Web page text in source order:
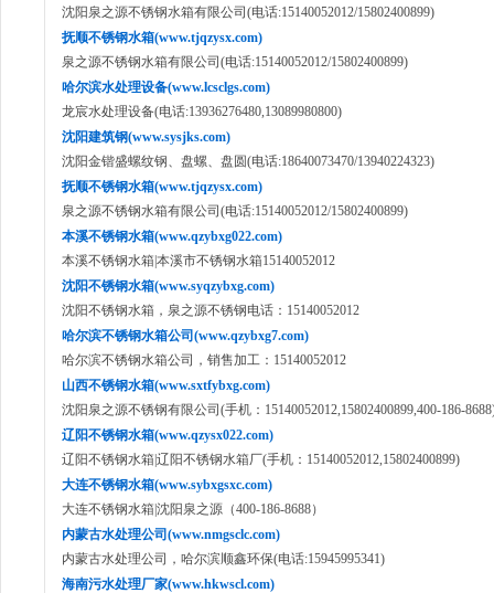
沈阳泉之源不锈钢水箱有限公司(电话:15140052012/15802400899)
抚顺不锈钢水箱(www.tjqzysx.com)
泉之源不锈钢水箱有限公司(电话:15140052012/15802400899)
哈尔滨水处理设备(www.lcsclgs.com)
龙宸水处理设备(电话:13936276480,13089980800)
沈阳建筑钢(www.sysjks.com)
沈阳金锴盛螺纹钢、盘螺、盘圆(电话:18640073470/13940224323)
抚顺不锈钢水箱(www.tjqzysx.com)
泉之源不锈钢水箱有限公司(电话:15140052012/15802400899)
本溪不锈钢水箱(www.qzybxg022.com)
本溪不锈钢水箱|本溪市不锈钢水箱15140052012
沈阳不锈钢水箱(www.syqzybxg.com)
沈阳不锈钢水箱，泉之源不锈钢电话：15140052012
哈尔滨不锈钢水箱公司(www.qzybxg7.com)
哈尔滨不锈钢水箱公司，销售加工：15140052012
山西不锈钢水箱(www.sxtfybxg.com)
沈阳泉之源不锈钢有限公司(手机：15140052012,15802400899,400-186-
辽阳不锈钢水箱(www.qzysx022.com)
辽阳不锈钢水箱|辽阳不锈钢水箱厂(手机：15140052012,15802400899)
大连不锈钢水箱(www.sybxgsxc.com)
大连不锈钢水箱|沈阳泉之源（400-186-8688）
内蒙古水处理公司(www.nmgsclc.com)
内蒙古水处理公司，哈尔滨顺鑫环保(电话:15945995341)
海南污水处理厂家(www.hkwscl.com)